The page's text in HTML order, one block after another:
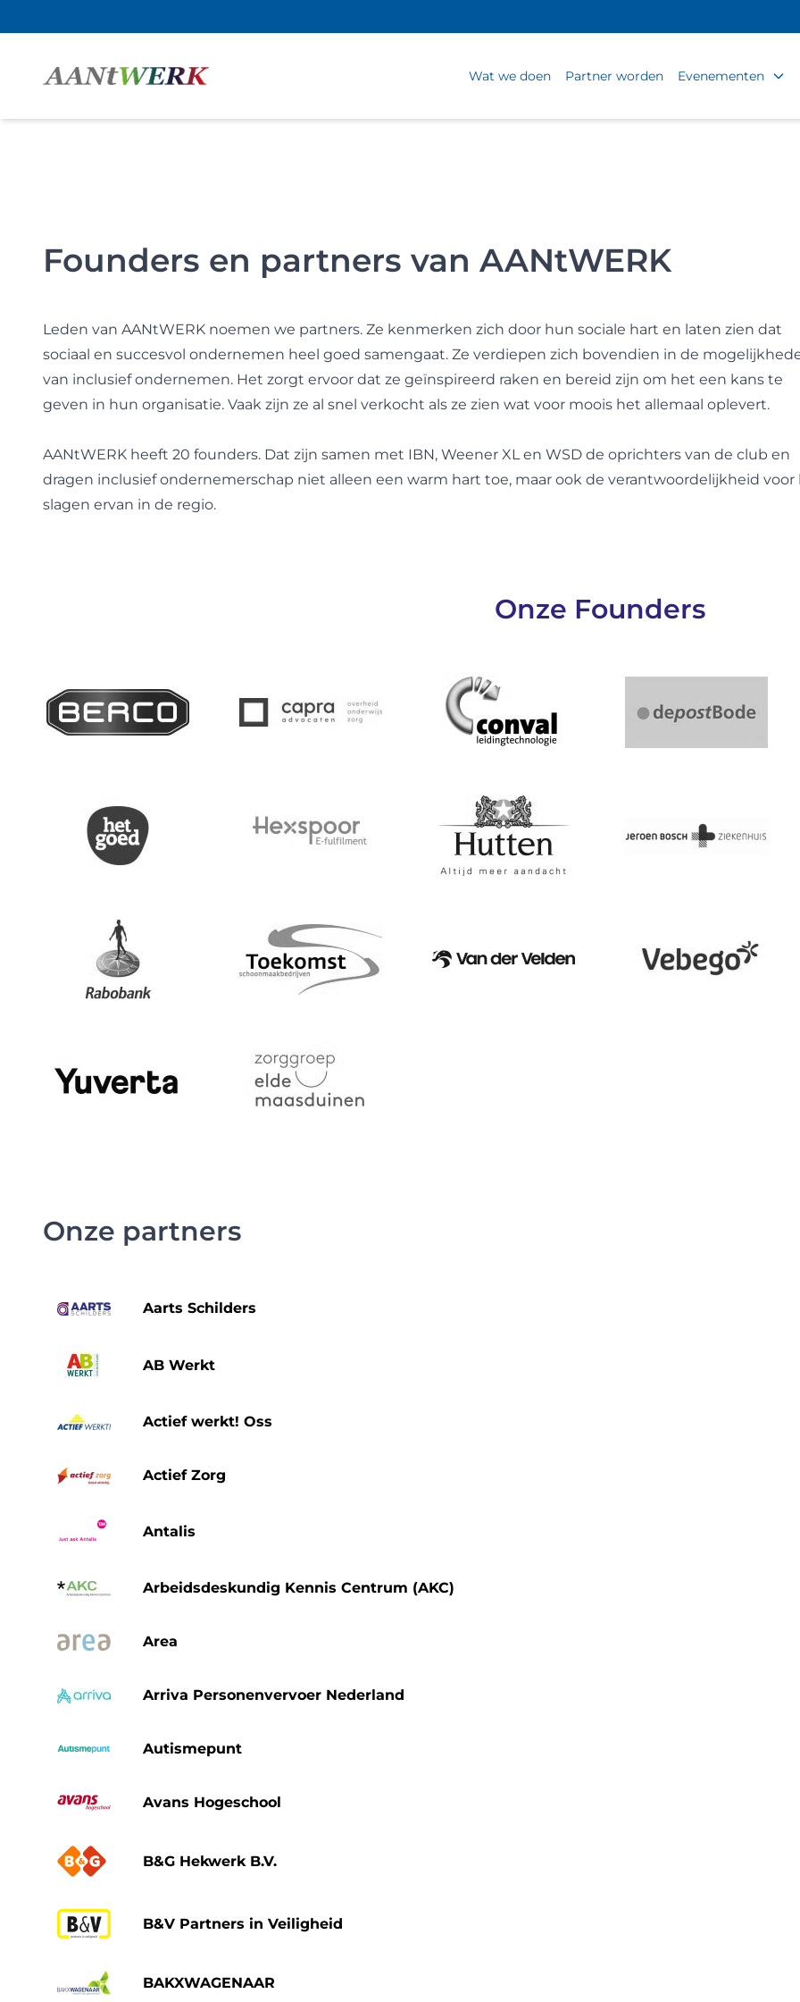
Wat we doen Partner worden Evenementen
Founders en partners van AANtWERK
Leden van AANtWERK noemen we partners. Ze kenmerken zich door hun sociale hart en laten zien dat
sociaal en succesvol ondernemen heel goed samengaat. Ze verdiepen zich bovendien in de
van inclusief ondernemen. Het zorgt ervoor dat ze geïnspireerd raken en bereid zijn om het een kans te
geven in hun organisatie. Vaak zijn ze al snel verkocht als ze zien wat voor moois het allemaal oplevert.
AANtWERK heeft 20 founders. Dat zijn samen met IBN, Weener XL en WSD de oprichters van de club en
dragen inclusief ondernemerschap niet alleen een warm hart toe, maar ook de verantwoordelijkheid voor
slagen ervan in de regio.
Onze Founders
Onze partners
Aarts Schilders
AB Werkt
Actief werkt! Oss
Actief Zorg
Antalis
Arbeidsdeskundig Kennis Centrum (AKC)
Area
Arriva Personenvervoer Nederland
Autismepunt
Avans Hogeschool
B&G Hekwerk B.V.
B&V Partners in Veiligheid
BAKXWAGENAAR